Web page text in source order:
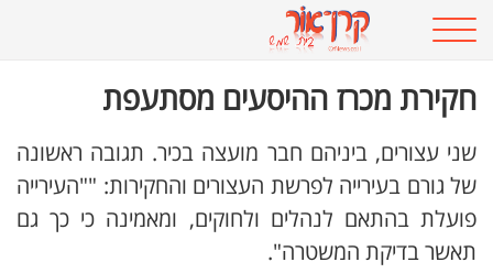
חקירת מכרז ההיסעים מסתעפת
שני עצורים, ביניהם חבר מועצה בכיר. תגובה ראשונה
של גורם בעירייה לפרשת העצורים והחקירות: ""העירייה
פועלת בהתאם לנהלים ולחוקים, ומאמינה כי כך גם
תאשר בדיקת המשטרה".